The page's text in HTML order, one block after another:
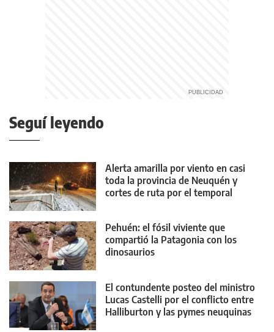
Seguí leyendo
Alerta amarilla por viento en casi
toda la provincia de Neuquén y
cortes de ruta por el temporal
Pehuén: el fósil viviente que
compartió la Patagonia con los
dinosaurios
El contundente posteo del ministro
Lucas Castelli por el conflicto entre
Halliburton y las pymes neuquinas